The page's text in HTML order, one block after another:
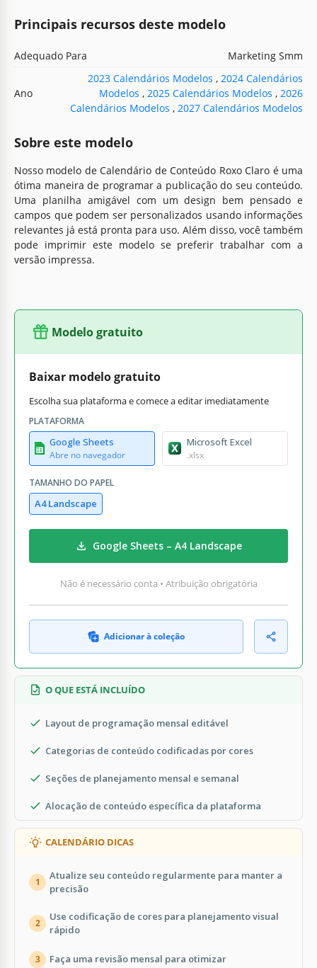
Principais recursos deste modelo
Adequado Para Marketing Smm
Ano
2023 Calendários Modelos , 2024 Calendários
Modelos , 2025 Calendários Modelos , 2026
Calendários Modelos , 2027 Calendários Modelos
Sobre este modelo
Nosso modelo de Calendário de Conteúdo Roxo Claro é uma
ótima maneira de programar a publicação do seu conteúdo.
Uma planilha amigável com um design bem pensado e
campos que podem ser personalizados usando informações
relevantes já está pronta para uso. Além disso, você também
pode imprimir este modelo se preferir trabalhar com a
versão impressa.
Modelo gratuito
Baixar modelo gratuito
Escolha sua plataforma e comece a editar imediatamente
PLATAFORMA
Google Sheets
Abre no navegador
Microsoft Excel
.xlsx
TAMANHO DO PAPEL
A4 Landscape
Google Sheets – A4 Landscape
Não é necessário conta • Atribuição obrigatória
Adicionar à coleção
O QUE ESTÁ INCLUÍDO
Layout de programação mensal editável
Categorias de conteúdo codificadas por cores
Seções de planejamento mensal e semanal
Alocação de conteúdo específica da plataforma
CALENDÁRIO DICAS
1
Atualize seu conteúdo regularmente para manter a
precisão
2
Use codificação de cores para planejamento visual
rápido
3 Faça uma revisão mensal para otimizar